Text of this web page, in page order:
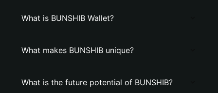
What is BUNSHIB Wallet?
What makes BUNSHIB unique?
What is the future potential of BUNSHIB?